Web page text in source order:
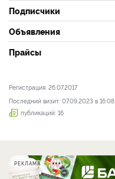
Подписчики
Объявления
Прайсы
Регистрация: 26.07.2017
Последний визит: 07.09.2023 в 16:08
публикаций: 16
РЕКЛАМА